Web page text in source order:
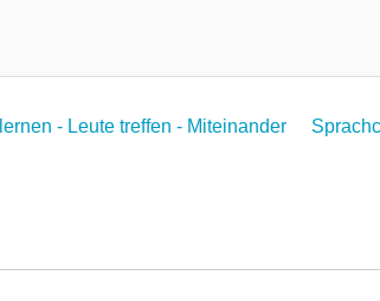
- Leute treffen - Miteinander